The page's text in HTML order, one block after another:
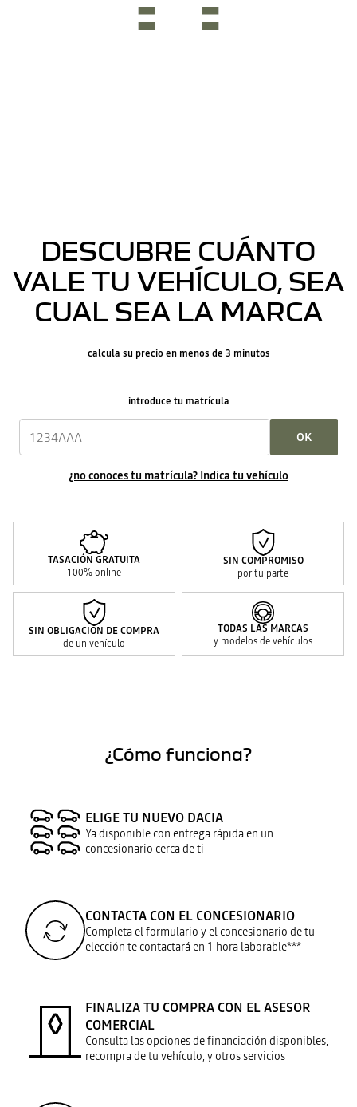
DESCUBRE CUÁNTO
VALE TU VEHÍCULO, SEA
CUAL SEA LA MARCA
calcula su precio en menos de 3 minutos
introduce tu matrícula
OK
¿no conoces tu matrícula? Indica tu vehículo
TASACIÓN GRATUITA
100% online
SIN COMPROMISO
por tu parte
SIN OBLIGACIÓN DE COMPRA
de un vehículo
TODAS LAS MARCAS
y modelos de vehículos
¿Cómo funciona?
ELIGE TU NUEVO DACIA
Ya disponible con entrega rápida en un
concesionario cerca de ti
CONTACTA CON EL CONCESIONARIO
Completa el formulario y el concesionario de tu
elección te contactará en 1 hora laborable***
FINALIZA TU COMPRA CON EL ASESOR
COMERCIAL
Consulta las opciones de financiación disponibles,
recompra de tu vehículo, y otros servicios